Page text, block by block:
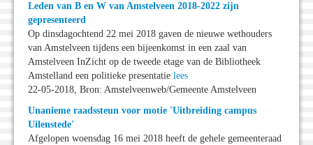
Leden van B en W van Amstelveen 2018-2022 zijn
gepresenteerd
Op dinsdagochtend 22 mei 2018 gaven de nieuwe wethouders
van Amstelveen tijdens een bijeenkomst in een zaal van
Amstelveen InZicht op de tweede etage van de Bibliotheek
Amstelland een politieke presentatie lees
22-05-2018, Bron: Amstelveenweb/Gemeente Amstelveen
Unanieme raadssteun voor motie 'Uitbreiding campus
Uilenstede'
Afgelopen woensdag 16 mei 2018 heeft de gehele gemeenteraad